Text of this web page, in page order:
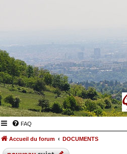
FAQ
Accueil du forum DOCUMENTS